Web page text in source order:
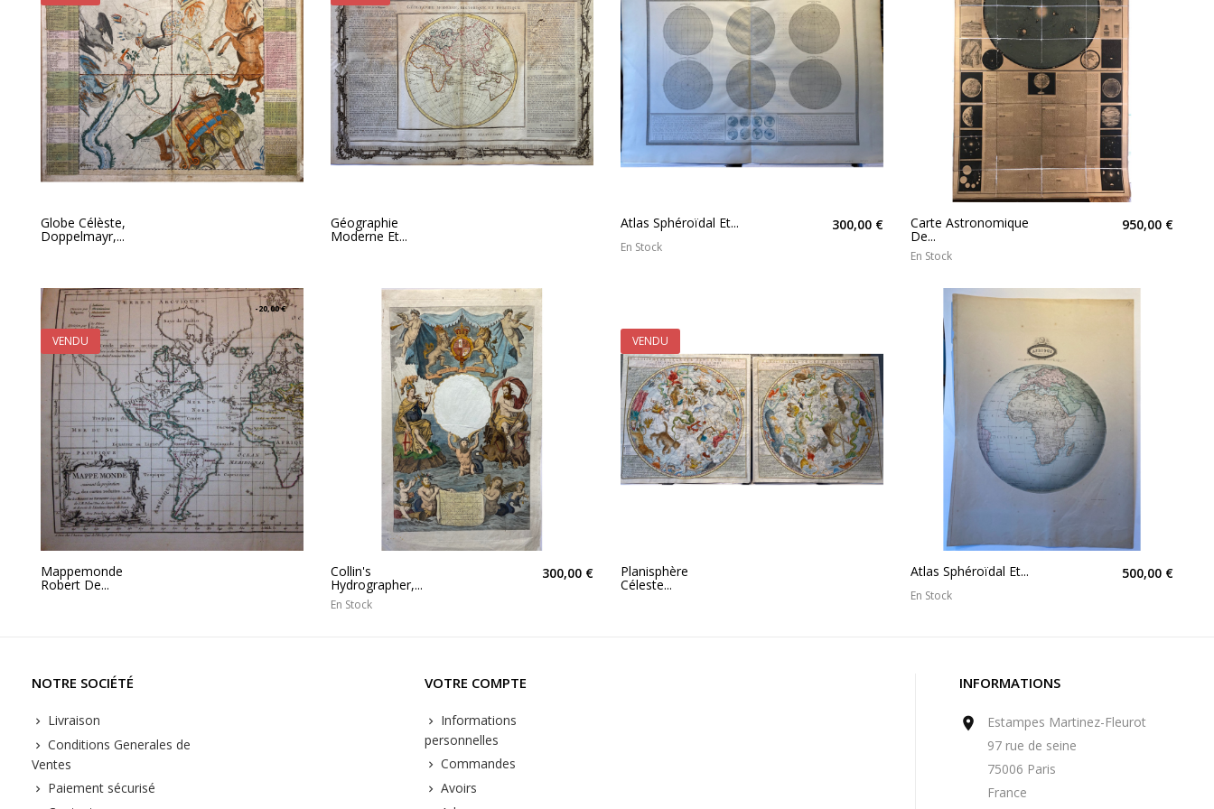
Globe Célèste,
Doppelmayr,...
Géographie
Moderne Et...
Atlas Sphéroïdal Et... 300,00 €
En Stock
Carte Astronomique
De...
950,00 €
En Stock
-20,00 €
Mappemonde
Robert De...
VENDU
Collin's
Hydrographer,...
300,00 €
En Stock
Planisphère
Céleste...
VENDU
Atlas Sphéroïdal Et... 500,00 €
En Stock
NOTRE SOCIÉTÉ
Livraison
Conditions Generales de
Ventes
Paiement sécurisé
VOTRE COMPTE
Informations
personnelles
Commandes
Avoirs
INFORMATIONS

Estampes Martinez-Fleurot
97 rue de seine
75006 Paris
France